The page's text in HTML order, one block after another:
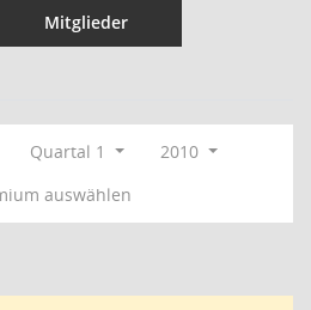
Mitglieder
Quartal 1
2010
auswählen